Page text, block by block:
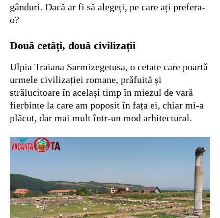
gânduri. Dacă ar fi să alegeți, pe care ați prefera-
o?
Două cetăți, două civilizații
Ulpia Traiana Sarmizegetusa, o cetate care poartă
urmele civilizației romane, prăfuită și
strălucitoare în același timp în miezul de vară
fierbinte la care am poposit în fața ei, chiar mi-a
plăcut, dar mai mult într-un mod arhitectural.